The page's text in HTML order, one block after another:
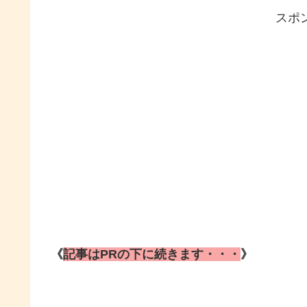
スポ
《記事はPRの下に続きます・・・ 》